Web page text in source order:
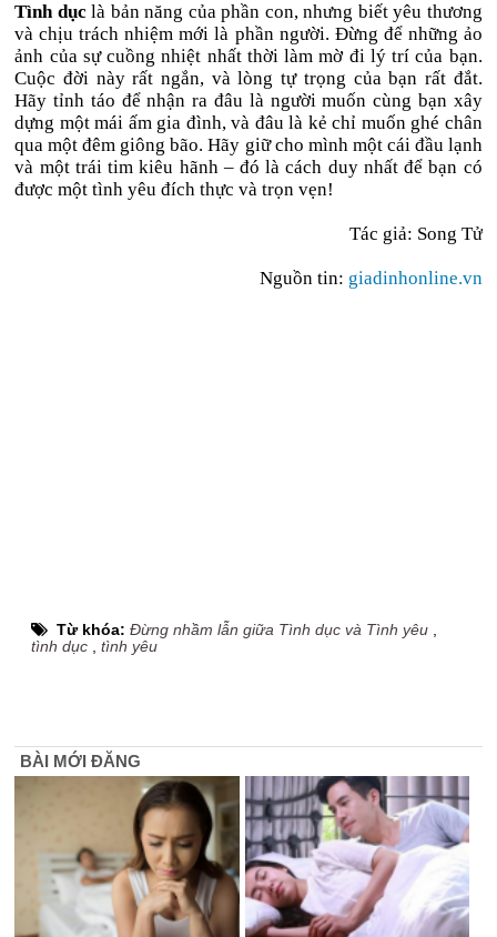
Tình dục là bản năng của phần con, nhưng biết yêu thương
và chịu trách nhiệm mới là phần người. Đừng để những ảo
ảnh của sự cuồng nhiệt nhất thời làm mờ đi lý trí của bạn.
Cuộc đời này rất ngắn, và lòng tự trọng của bạn rất đắt.
Hãy tỉnh táo để nhận ra đâu là người muốn cùng bạn xây
dựng một mái ấm gia đình, và đâu là kẻ chỉ muốn ghé chân
qua một đêm giông bão. Hãy giữ cho mình một cái đầu lạnh
và một trái tim kiêu hãnh – đó là cách duy nhất để bạn có
được một tình yêu đích thực và trọn vẹn!
Tác giả: Song Tử
Nguồn tin: giadinhonline.vn
Từ khóa:Đừng nhầm lẫn giữa Tình dục và Tình yêu
tình dục ,tình yêu
BÀI MỚI ĐĂNG